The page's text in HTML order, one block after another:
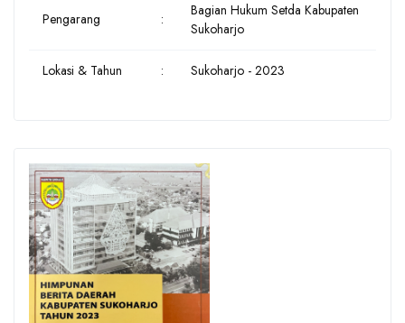
Pengarang :
Bagian Hukum Setda Kabupaten
Sukoharjo
Lokasi & Tahun : Sukoharjo - 2023